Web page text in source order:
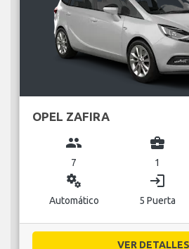
OPEL ZAFIRA
group
7
business_center
1
miscellaneous_services
Automático
login
5 Puerta
VER